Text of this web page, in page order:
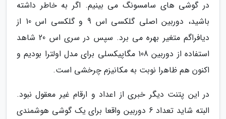
در گوشی های سامسونگ می بینیم. اگر به خاطر داشته
باشید، دوربین اصلی گلکسی اس 9 و گلکسی اس 10 از
دیافراگم متغیر بهره می برد. سپس در سری اس 20 شاهد
استفاده از دوربین 108 مگاپیکسلی برای مدل اولترا بودیم و
اکنون هم ظاهرا نوبت به مکانیزم چرخشی است.
در این پتنت دیگر خبری از اعداد و ارقام غیر معقول نبود.
البته شاید تعداد 6 دوربین واقعا برای یک گوشی هوشمندی